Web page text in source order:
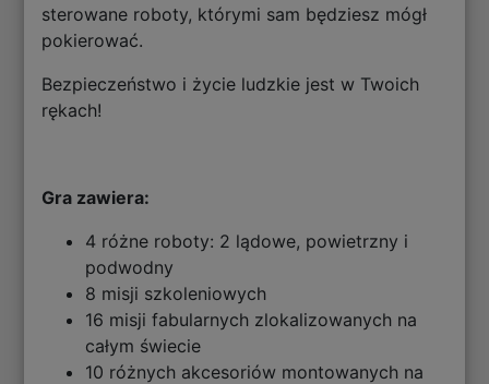
sterowane roboty, którymi sam będziesz mógł
pokierować.
Bezpieczeństwo i życie ludzkie jest w Twoich
rękach!
Gra zawiera:
4 różne roboty: 2 lądowe, powietrzny i
podwodny
8 misji szkoleniowych
16 misji fabularnych zlokalizowanych na
całym świecie
10 różnych akcesoriów montowanych na